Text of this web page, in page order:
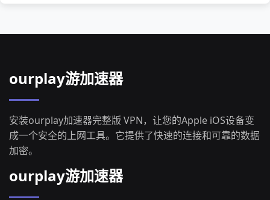
ourplay游加速器
安装ourplay加速器完整版 VPN，让您的Apple iOS设备变
成一个安全的上网工具。它提供了快速的连接和可靠的数据
加密。
ourplay游加速器